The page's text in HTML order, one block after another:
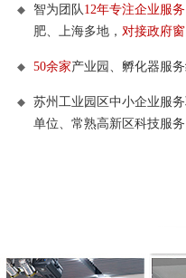
智为团队12年专注企业服务
肥、上海多地， 对接政府
50余家产业园、孵化器服
苏州工业园区中小企业服
单位、常熟高新区科技服